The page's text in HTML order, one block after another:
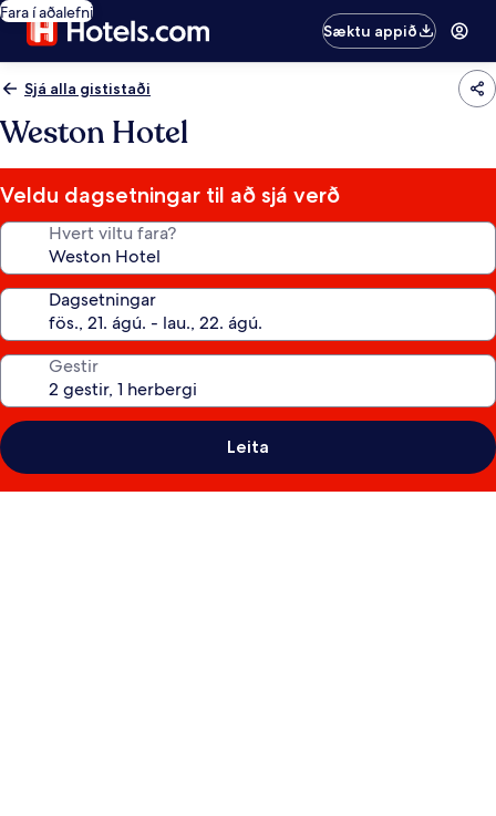
Fara í aðalefni
Sæktu appið
Sjá alla gististaði
Weston Hotel
Veldu dagsetningar til að sjá verð
Hvert viltu fara?
Dagsetningar
Gestir
Leita